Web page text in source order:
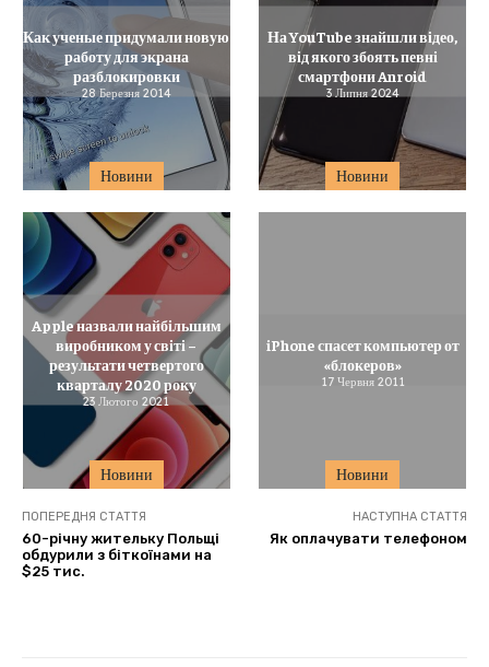
Новини
Как ученые придумали новую
работу для экрана
разблокировки
28 Березня 2014
Новини
На YouTube знайшли відео,
від якого збоять певні
смартфони Anroid
3 Липня 2024
Новини
Apple назвали найбільшим
виробником у світі –
результати четвертого
кварталу 2020 року
23 Лютого 2021
Новини
iPhone спасет компьютер от
«блокеров»
17 Червня 2011
ПОПЕРЕДНЯ СТАТТЯ
60-річну жительку Польщі
обдурили з біткоїнами на
$25 тис.
НАСТУПНА СТАТТЯ
Як оплачувати телефоном